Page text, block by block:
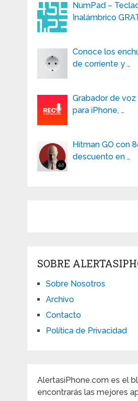
NumPad –
Inalámbrico
Conoce los
de corriente y …
Grabador de voz
para iPhone, …
Hitman GO con
descuento en …
SOBRE
Sobre Nosotros
Archivo
Contacto
Política de Privacidad
AlertasiPhone.com es el
encontrarás las mejores